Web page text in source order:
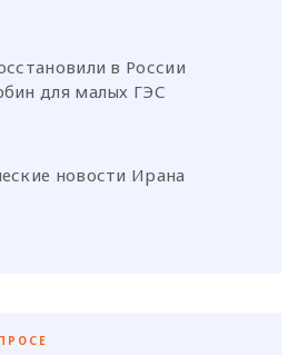
в России
для малых ГЭС
новости Ирана